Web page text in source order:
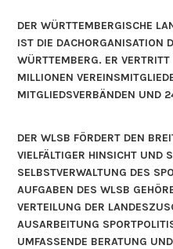
DER WÜRTTEMBERGISCHE
IST DIE DACHORGANISATION
WÜRTTEMBERG. ER
MILLIONEN
MITGLIEDSVERBÄNDEN UND
DER WLSB FÖRDERT DEN
VIELFÄLTIGER HINSICHT UND
SELBSTVERWALTUNG DES
AUFGABEN DES WLSB
VERTEILUNG DER
AUSARBEITUNG
UMFASSENDE BERATUNG